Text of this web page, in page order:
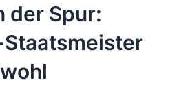
der Spur: